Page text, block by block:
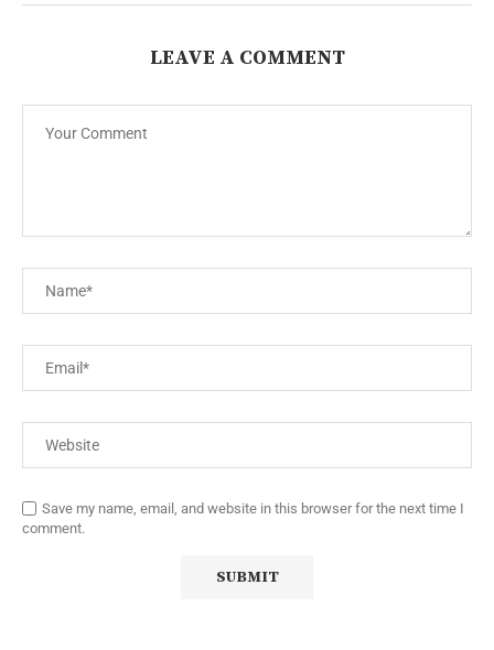
LEAVE A COMMENT
Save my name, email, and website in this browser for the next time I
comment.